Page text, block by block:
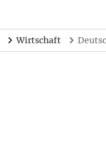
Wirtschaft